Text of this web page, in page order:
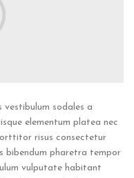
sodales a
elementum platea nec
risus consectetur
bibendum pharetra tempor
vulputate habitant